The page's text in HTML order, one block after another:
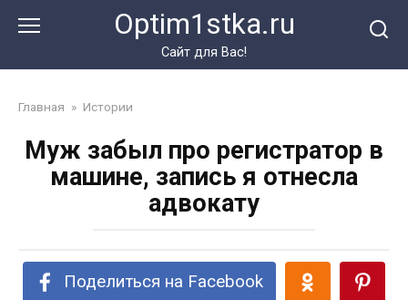
Optim1stka.ru
Сайт для Вас!
Главная » Истории
Муж забыл про регистратор в
машине, запись я отнесла
адвокату
Поделиться на Facebook